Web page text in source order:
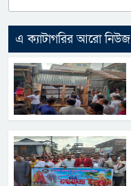
এ ক্যাটাগরির আরো নিউজ